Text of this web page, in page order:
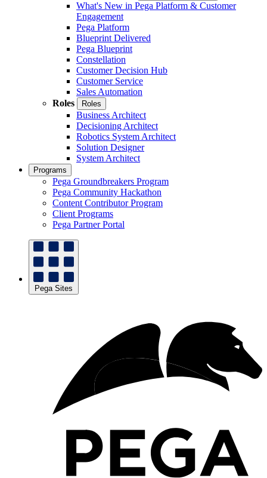
What's New in Pega Platform & Customer
Engagement
Pega Platform
Blueprint Delivered
Pega Blueprint
Constellation
Customer Decision Hub
Customer Service
Sales Automation
Roles
Roles
Business Architect
Decisioning Architect
Robotics System Architect
Solution Designer
System Architect
Programs
Pega Groundbreakers Program
Pega Community Hackathon
Content Contributor Program
Client Programs
Pega Partner Portal
Pega Sites